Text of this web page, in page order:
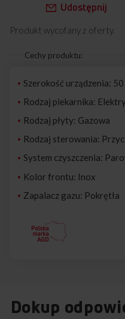
Udostępnij
Produkt wycofany z oferty.
Cechy produktu:
Szerokość urządzenia: 50
Rodzaj piekarnika:
Rodzaj płyty: Gazowa
Rodzaj sterowania:
System czyszczenia:
Kolor frontu: Inox
Zapalacz gazu: Pokrętła
Dokup